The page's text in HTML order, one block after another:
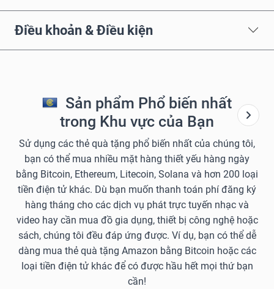
Điều khoản & Điều kiện
Sản phẩm Phổ biến nhất
trong Khu vực của Bạn
Sử dụng các thẻ quà tặng phổ biến nhất của chúng tôi,
bạn có thể mua nhiều mặt hàng thiết yếu hàng ngày
bằng Bitcoin, Ethereum, Litecoin, Solana và hơn 200 loại
tiền điện tử khác. Dù bạn muốn thanh toán phí đăng ký
hàng tháng cho các dịch vụ phát trực tuyến nhạc và
video hay cần mua đồ gia dụng, thiết bị công nghệ hoặc
sách, chúng tôi đều đáp ứng được. Ví dụ, bạn có thể dễ
dàng mua thẻ quà tặng Amazon bằng Bitcoin hoặc các
loại tiền điện tử khác để có được hầu hết mọi thứ bạn
cần!